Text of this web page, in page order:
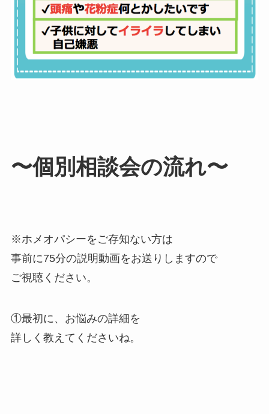
〜個別相談会の流れ〜
※ホメオパシーをご存知ない方は
事前に75分の説明動画をお送りしますので
ご視聴ください。
①最初に、お悩みの詳細を
詳しく教えてくださいね。